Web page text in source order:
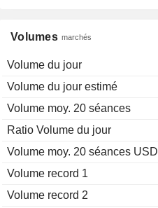
Volumes marchés
Volume du jour
Volume du jour estimé
Volume moy. 20 séances
Ratio Volume du jour
Volume moy. 20 séances USD
Volume record 1
Volume record 2